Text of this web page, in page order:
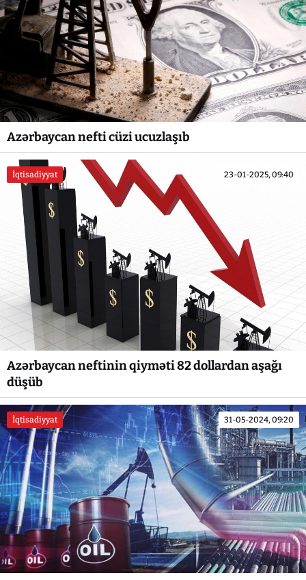
Azərbaycan nefti cüzi ucuzlaşıb
İqtisadiyyat 23-01-2025, 09:40
Azərbaycan neftinin qiyməti 82 dollardan aşağı
düşüb
İqtisadiyyat 31-05-2024, 09:20